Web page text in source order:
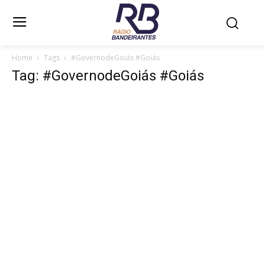
Home Tags #GovernodeGoiás #Goiás
Tag: #GovernodeGoiás #Goiás